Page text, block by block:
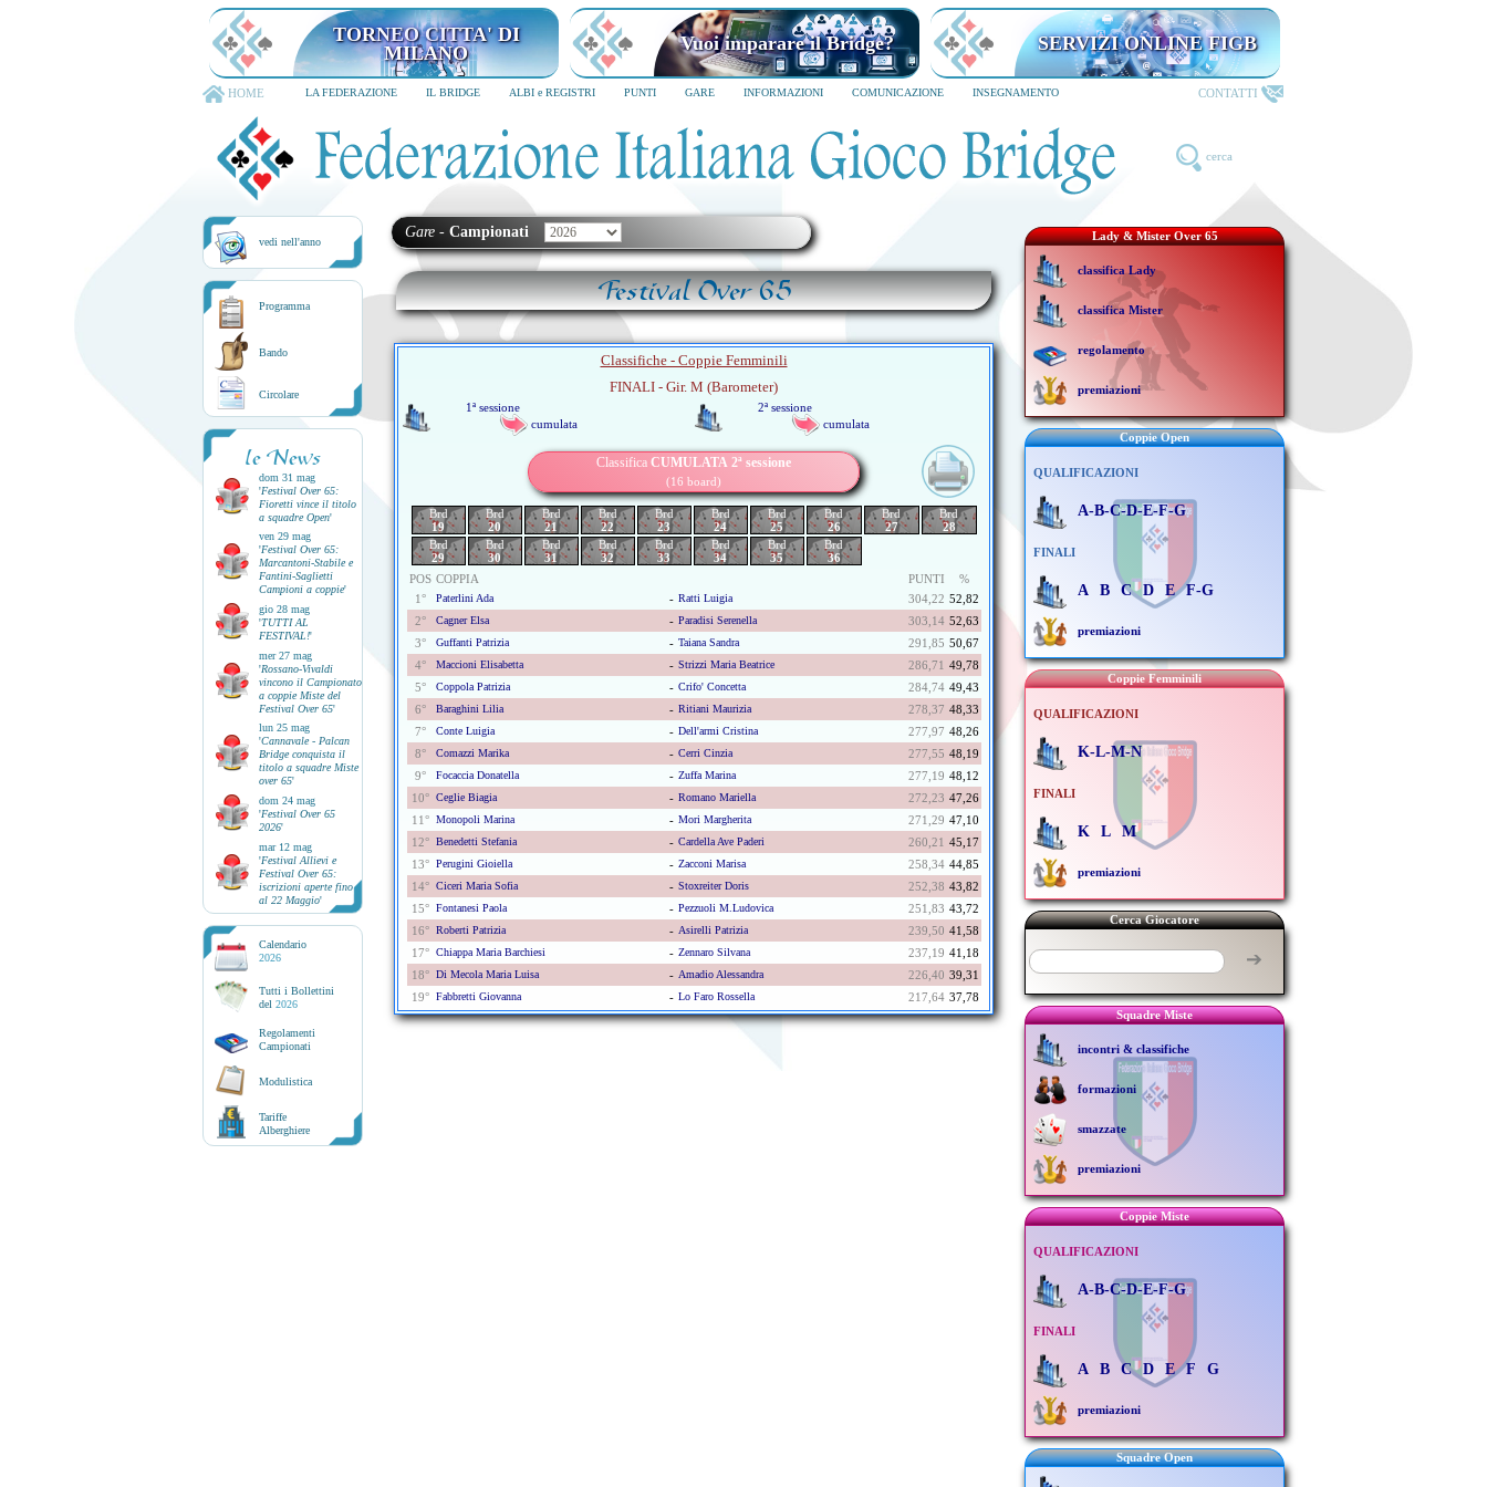
TORNEO CITTA' DI
MILANO
Vuoi imparare il Bridge? SERVIZI ONLINE FIGB
HOME LA FEDERAZIONE IL BRIDGE ALBI e REGISTRI PUNTI GARE INFORMAZIONI COMUNICAZIONE INSEGNAMENTO CONTATTI
cerca
vedi nell'anno
Programma
Bando
Circolare
le News
dom 31 mag
'Festival Over 65:
Fioretti vince il titolo
a squadre Open'
ven 29 mag
'Festival Over 65:
Marcantoni-Stabile e
Fantini-Saglietti
Campioni a coppie'
gio 28 mag
'TUTTI AL
FESTIVAL!'
mer 27 mag
'Rossano-Vivaldi
vincono il Campionato
a coppie Miste del
Festival Over 65'
lun 25 mag
'Cannavale - Palcan
Bridge conquista il
titolo a squadre Miste
over 65'
dom 24 mag
'Festival Over 65
2026'
mar 12 mag
'Festival Allievi e
Festival Over 65:
iscrizioni aperte fino
al 22 Maggio'
Calendario
2026
Tutti i Bollettini
del 2026
Regolamenti
Campionati
Modulistica
Tariffe
Alberghiere
Gare - Campionati
Festival Over 65
Classifiche - Coppie Femminili
FINALI - Gir. M (Barometer)
1ª sessione
cumulata
2ª sessione
cumulata
Classifica CUMULATA 2ª sessione
(16 board)
Brd
19
Brd
20
Brd
21
Brd
22
Brd
23
Brd
24
Brd
25
Brd
26
Brd
27
Brd
28
Brd
29
Brd
30
Brd
31
Brd
32
Brd
33
Brd
34
Brd
35
Brd
36
POS COPPIA PUNTI
%
1°
Paterlini Ada - Ratti Luigia 304,22 52,82
2°
Cagner Elsa - Paradisi Serenella 303,14 52,63
3°
Guffanti Patrizia - Taiana Sandra 291,85 50,67
4°
Maccioni Elisabetta - Strizzi Maria Beatrice 286,71 49,78
5°
Coppola Patrizia - Crifo' Concetta 284,74 49,43
6°
Baraghini Lilia - Ritiani Maurizia 278,37 48,33
7°
Conte Luigia - Dell'armi Cristina 277,97 48,26
8°
Comazzi Marika - Cerri Cinzia 277,55 48,19
9°
Focaccia Donatella - Zuffa Marina 277,19 48,12
10° Ceglie Biagia - Romano Mariella 272,23 47,26
11° Monopoli Marina - Mori Margherita 271,29 47,10
12° Benedetti Stefania - Cardella Ave Paderi 260,21 45,17
13° Perugini Gioiella - Zacconi Marisa 258,34 44,85
14° Ciceri Maria Sofia - Stoxreiter Doris 252,38 43,82
15° Fontanesi Paola - Pezzuoli M.ludovica 251,83 43,72
16° Roberti Patrizia - Asirelli Patrizia 239,50 41,58
17° Chiappa Maria Barchiesi - Zennaro Silvana 237,19 41,18
18° Di Mecola Maria Luisa - Amadio Alessandra 226,40 39,31
19° Fabbretti Giovanna - Lo Faro Rossella 217,64 37,78
Lady & Mister Over 65
classifica Lady
classifica Mister
regolamento
premiazioni
Coppie Open
QUALIFICAZIONI
A-B-C-D-E-F-G
FINALI
A B C D E F-G
premiazioni
Coppie Femminili
QUALIFICAZIONI
K-L-M-N
FINALI
K L M
premiazioni
Cerca Giocatore
➔
Squadre Miste
incontri & classifiche
formazioni
smazzate
premiazioni
Coppie Miste
QUALIFICAZIONI
A-B-C-D-E-F-G
FINALI
A B C D E F G
premiazioni
Squadre Open